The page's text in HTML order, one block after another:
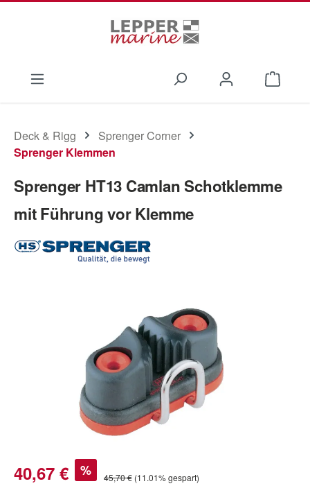
Deck & Rigg
Sprenger Corner
Sprenger Klemmen
Sprenger HT13 Camlan Schotklemme
mit Führung vor Klemme
Verkaufspreis:
40,67 € % Regulärer Preis:
45,70 € (11.01% gespart)